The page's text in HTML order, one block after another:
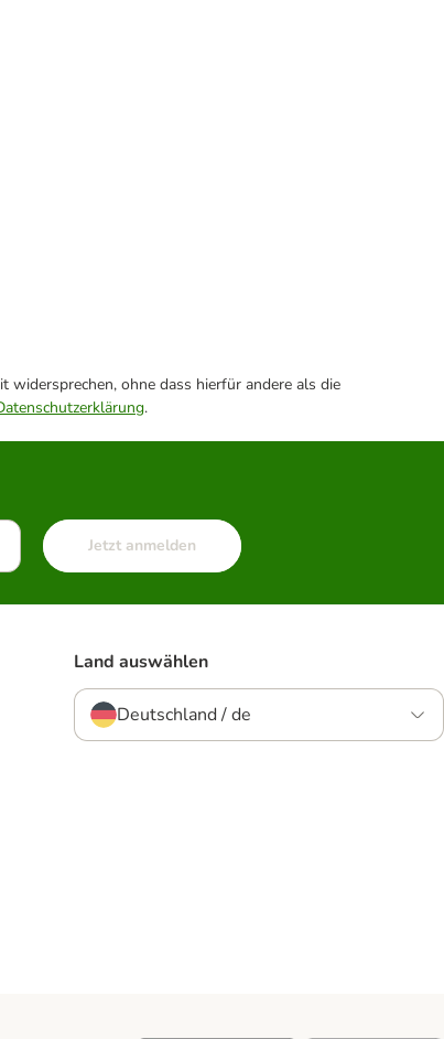
ohne dass hierfür andere als die
.
Jetzt anmelden
Land auswählen
Deutschland / de